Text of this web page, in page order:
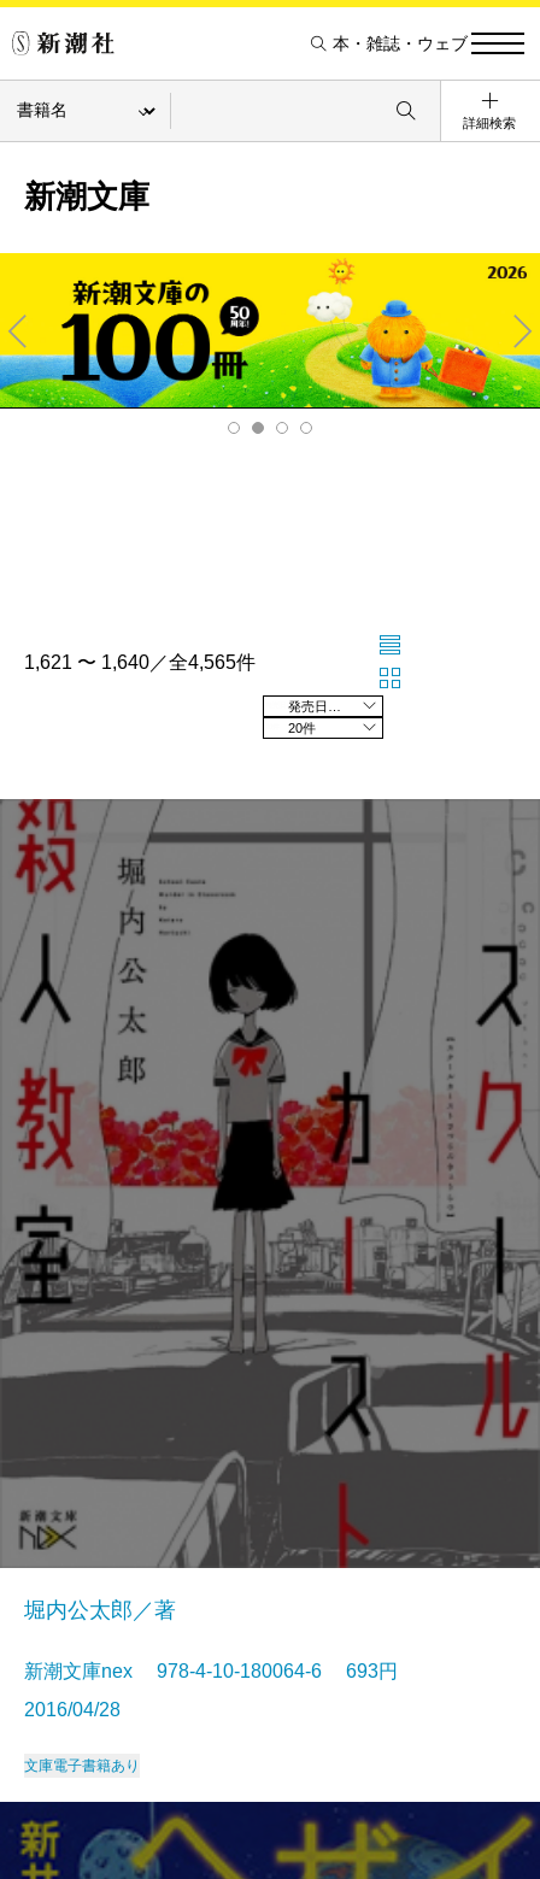
本・雑誌・ウェブ
詳細検索
新潮文庫
Pre
v
Ne
xt
1,621 〜 1,640／全4,565件
20件
堀内公太郎／著
新潮文庫nex 978-4-10-180064-6 693円
2016/04/28
文庫電子書籍あり